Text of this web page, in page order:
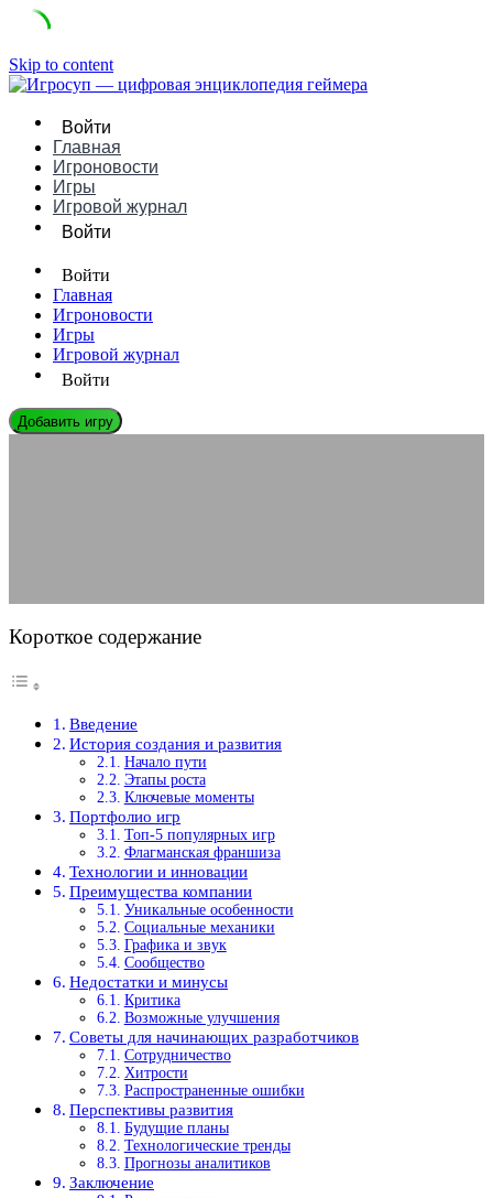
Skip to content
Войти
Главная
Игроновости
Игры
Игровой журнал
Войти
Войти
Главная
Игроновости
Игры
Игровой журнал
Войти
Добавить игру
Короткое содержание
Введение
История создания и развития
Начало пути
Этапы роста
Ключевые моменты
Портфолио игр
Топ-5 популярных игр
Флагманская франшиза
Технологии и инновации
Преимущества компании
Уникальные особенности
Социальные механики
Графика и звук
Сообщество
Недостатки и минусы
Критика
Возможные улучшения
Советы для начинающих разработчиков
Сотрудничество
Хитрости
Распространенные ошибки
Перспективы развития
Будущие планы
Технологические тренды
Прогнозы аналитиков
Заключение